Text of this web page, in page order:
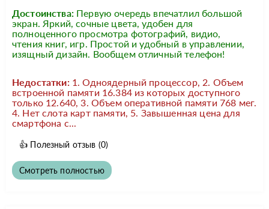
Достоинства: Первую очередь впечатлил большой
экран. Яркий, сочные цвета, удобен для
полноценного просмотра фотографий, видио,
чтения книг, игр. Простой и удобный в управлении,
изящный дизайн. Вообщем отличный телефон!
Недостатки: 1. Одноядерный процессор, 2. Объем
встроенной памяти 16.384 из которых доступного
только 12.640, 3. Объем оперативной памяти 768 мег.
4. Нет слота карт памяти, 5. Завышенная цена для
смартфона с...
👍 Полезный отзыв (0)
Смотреть полностью